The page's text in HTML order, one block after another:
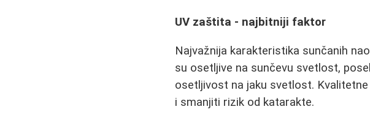
UV zaštita - najbitniji faktor
Najvažnija karakteristika sunčanih
su osetljive na sunčevu svetlost,
osetljivost na jaku svetlost.
i smanjiti rizik od katarakte.